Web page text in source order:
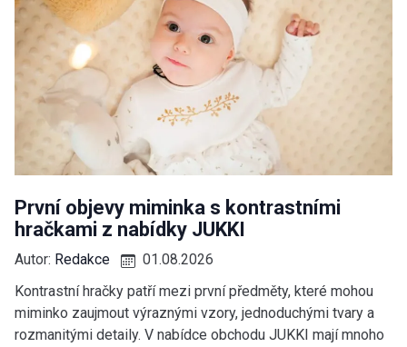
První objevy miminka s kontrastními
hračkami z nabídky JUKKI
Autor: Redakce
01.08.2026
Kontrastní hračky patří mezi první předměty, které mohou
miminko zaujmout výraznými vzory, jednoduchými tvary a
rozmanitými detaily. V nabídce obchodu JUKKI mají mnoho